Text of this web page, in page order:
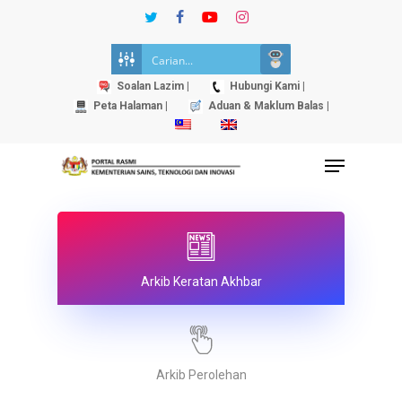
twitterfacebookyoutubeinstagram
Soalan Lazim |
Hubungi Kami |
Peta Halaman |
Aduan & Maklum Balas |
Menu
Arkib Keratan Akhbar
Arkib Perolehan